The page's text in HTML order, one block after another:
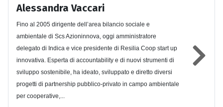
Alessandra Vaccari
Fino al 2005 dirigente dell’area bilancio sociale e
ambientale di Scs Azioninnova, oggi amministratore
delegato di Indica e vice presidente di Resilia Coop start up
innovativa. Esperta di accountability e di nuovi strumenti di
sviluppo sostenibile, ha ideato, sviluppato e diretto diversi
progetti di partnership pubblico-privato in campo ambientale
per cooperative,...